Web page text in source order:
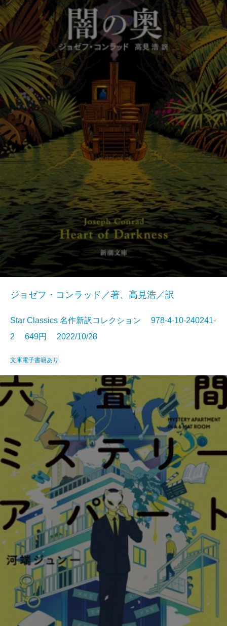
ジョゼフ・コンラッド／著、高見浩／訳
Star Classics 名作新訳コレクション 978-4-10-240241-
2 649円 2022/10/28
文庫電子書籍あり